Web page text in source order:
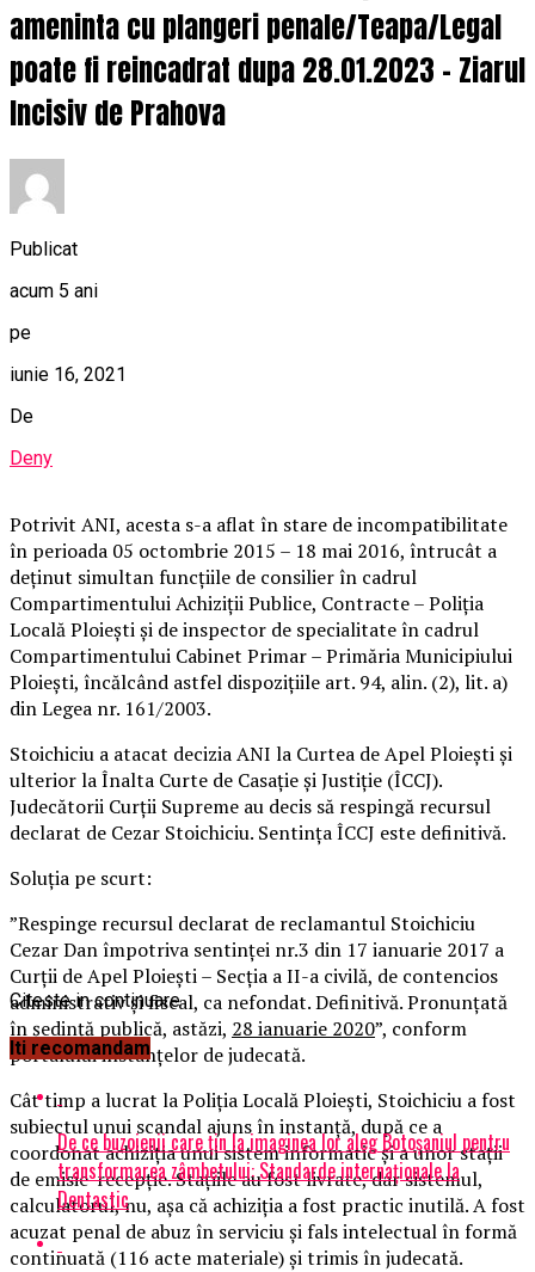
ameninta cu plangeri penale/Teapa/Legal
poate fi reincadrat dupa 28.01.2023 – Ziarul
Incisiv de Prahova
Publicat
acum 5 ani
pe
iunie 16, 2021
De
Deny
Potrivit ANI, acesta s-a aflat în stare de incompatibilitate
în perioada 05 octombrie 2015 – 18 mai 2016, întrucât a
deținut simultan funcțiile de consilier în cadrul
Compartimentului Achiziții Publice, Contracte – Poliția
Locală Ploiești și de inspector de specialitate în cadrul
Compartimentului Cabinet Primar – Primăria Municipiului
Ploiești, încălcând astfel dispozițiile art. 94, alin. (2), lit. a)
din Legea nr. 161/2003.
Stoichiciu a atacat decizia ANI la Curtea de Apel Ploiești și
ulterior la Înalta Curte de Casație și Justiție (ÎCCJ).
Judecătorii Curții Supreme au decis să respingă recursul
declarat de Cezar Stoichiciu. Sentința ÎCCJ este definitivă.
Soluția pe scurt:
”Respinge recursul declarat de reclamantul Stoichiciu
Cezar Dan împotriva sentinţei nr.3 din 17 ianuarie 2017 a
Curţii de Apel Ploieşti – Secţia a II-a civilă, de contencios
administrativ şi fiscal, ca nefondat. Definitivă. Pronunţată
în şedinţă publică, astăzi, 28 ianuarie 2020”, conform
portalului instanțelor de judecată.
Cât timp a lucrat la Poliția Locală Ploiești, Stoichiciu a fost
subiectul unui scandal ajuns în instanță, după ce a
coordonat achiziția unui sistem informatic și a unor stații
de emisie-recepție. Stațiile au fost livrate, dar sistemul,
calculatorul, nu, așa că achiziția a fost practic inutilă. A fost
acuzat penal de abuz în serviciu și fals intelectual în formă
continuată (116 acte materiale) și trimis în judecată.
Citeste in continuare
Iti recomandam
De ce buzoienii care țin la imaginea lor aleg Botoșaniul pentru
transformarea zâmbetului: Standarde internaționale la
Dentastic